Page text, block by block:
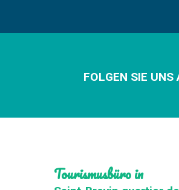
FOLGEN SIE UNS
Tourismusbüro in